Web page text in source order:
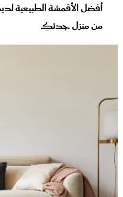
أفضل الأقمشة الطبيعية
من منزل جدتكِ